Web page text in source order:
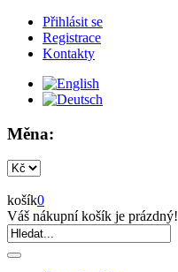
Přihlásit se
Registrace
Kontakty
Měna:
košík0
Váš nákupní košík je prázdný!